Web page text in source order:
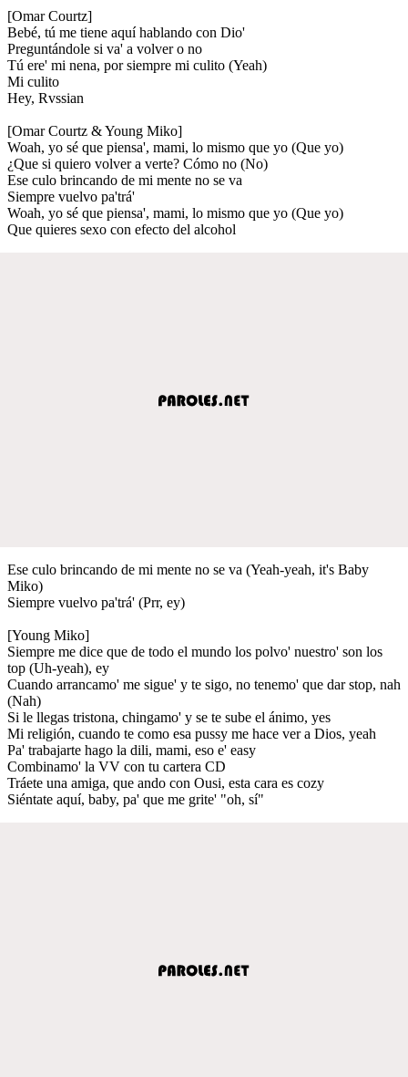
[Omar Courtz]
Bebé, tú me tiene aquí hablando con Dio'
Preguntándole si va' a volver o no
Tú ere' mi nena, por siempre mi culito (Yeah)
Mi culito
Hey, Rvssian
[Omar Courtz & Young Miko]
Woah, yo sé que piensa', mami, lo mismo que yo (Que yo)
¿Que si quiero volver a verte? Cómo no (No)
Ese culo brincando de mi mente no se va
Siempre vuelvo pa'trá'
Woah, yo sé que piensa', mami, lo mismo que yo (Que yo)
Que quieres sexo con efecto del alcohol
Ese culo brincando de mi mente no se va (Yeah-yeah, it's Baby
Miko)
Siempre vuelvo pa'trá' (Prr, ey)
[Young Miko]
Siempre me dice que de todo el mundo los polvo' nuestro' son los
top (Uh-yeah), ey
Cuando arrancamo' me sigue' y te sigo, no tenemo' que dar stop, nah
(Nah)
Si le llegas tristona, chingamo' y se te sube el ánimo, yes
Mi religión, cuando te como esa pussy me hace ver a Dios, yeah
Pa' trabajarte hago la dili, mami, eso e' easy
Combinamo' la VV con tu cartera CD
Tráete una amiga, que ando con Ousi, esta cara es cozy
Siéntate aquí, baby, pa' que me grite' "oh, sí"